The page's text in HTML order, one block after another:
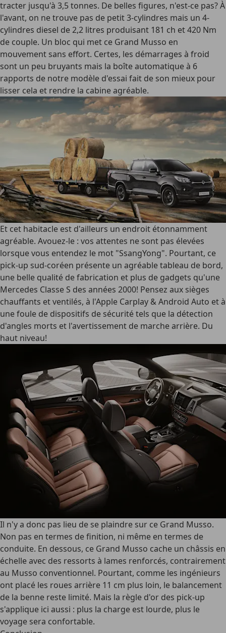
tracter jusqu'à 3,5 tonnes. De belles figures, n'est-ce pas? À
l'avant, on ne trouve pas de petit 3-cylindres mais un 4-
cylindres diesel de 2,2 litres produisant 181 ch et 420 Nm
de couple. Un bloc qui met ce Grand Musso en
mouvement sans effort. Certes, les démarrages à froid
sont un peu bruyants mais la boîte automatique à 6
rapports de notre modèle d'essai fait de son mieux pour
lisser cela et rendre la cabine agréable.
Et cet habitacle est d'ailleurs un endroit étonnamment
agréable. Avouez-le : vos attentes ne sont pas élevées
lorsque vous entendez le mot "SsangYong". Pourtant, ce
pick-up sud-coréen présente un agréable tableau de bord,
une belle qualité de fabrication et plus de gadgets qu'une
Mercedes Classe S des années 2000! Pensez aux sièges
chauffants et ventilés, à l'Apple Carplay & Android Auto et à
une foule de dispositifs de sécurité tels que la détection
d'angles morts et l'avertissement de marche arrière. Du
haut niveau!
Il n'y a donc pas lieu de se plaindre sur ce Grand Musso.
Non pas en termes de finition, ni même en termes de
conduite. En dessous, ce Grand Musso cache un châssis en
échelle avec des ressorts à lames renforcés, contrairement
au Musso conventionnel. Pourtant, comme les ingénieurs
ont placé les roues arrière 11 cm plus loin, le balancement
de la benne reste limité. Mais la règle d'or des pick-up
s'applique ici aussi : plus la charge est lourde, plus le
voyage sera confortable.